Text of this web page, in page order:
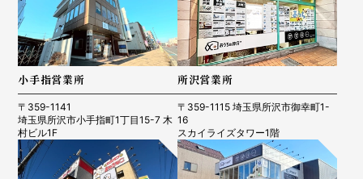
小手指営業所
〒359-1141
埼玉県所沢市小手指町1丁目15-7 木
村ビル1F
所沢営業所
〒359-1115 埼玉県所沢市御幸町1-
16
スカイライズタワー1階